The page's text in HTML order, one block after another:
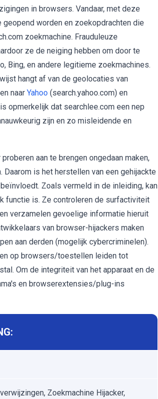
in browsers. Vandaar, met deze
worden en zoekopdrachten die
zoekmachine. Frauduleuze
ze de neiging hebben om door te
Bing, en andere legitieme zoekmachines.
hangt af van de geolocaties van
naar Yahoo (search.yahoo.com) en
opmerkelijk dat searchlee.com een nep
zijn en zo misleidende en
aan te brengen ongedaan maken,
is het herstellen van een gehijackte
Zoals vermeld in de inleiding, kan
functie is. Ze controleren de surfactiviteit
verzamelen gevoelige informatie hieruit
van browser-hijackers maken
aan derden (mogelijk cybercriminelen).
op browsers/toestellen leiden tot
Om de integriteit van het apparaat en de
en browserextensies/plug-ins
Zoekmachine Hijacker,